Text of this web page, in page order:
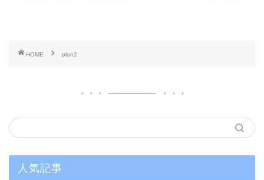
HOME plan2
人気記事